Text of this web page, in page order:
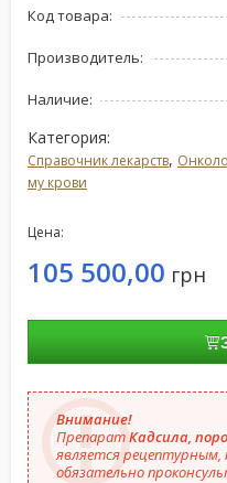
Код товара:
Производитель:
Наличие:
Категория:
Справочник лекарств,
му крови
Цена:
105 500,00 грн
Внимание!
ПрепаратКадсила,
является рецептурным,
обязательно